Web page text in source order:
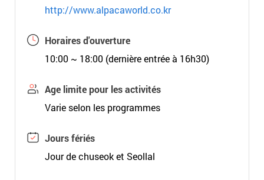
http://www.alpacaworld.co.kr
Horaires d'ouverture
10:00 ~ 18:00 (dernière entrée à 16h30)
Age limite pour les activités
Varie selon les programmes
Jours fériés
Jour de chuseok et Seollal